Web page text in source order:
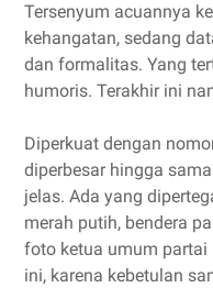
Tersenyum acuannya
kehangatan, sedang
dan formalitas. Yang
humoris. Terakhir ini
Diperkuat dengan
diperbesar hingga
jelas. Ada yang
merah putih, bendera
foto ketua umum partai
ini, karena kebetulan